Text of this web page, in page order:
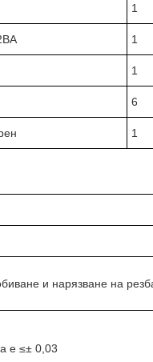
1
1
1
6
1
и нарязване на
е ≤± 0,03